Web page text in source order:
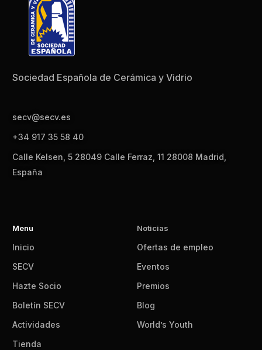
Sociedad Española de Cerámica y Vidrio
secv@secv.es
+34 917 35 58 40
Calle Kelsen, 5 28049 Calle Ferraz, 11 28008 Madrid,
España
Menu
Inicio
SECV
Hazte Socio
Boletín SECV
Actividades
Tienda
Noticias
Ofertas de empleo
Eventos
Premios
Blog
World’s Youth